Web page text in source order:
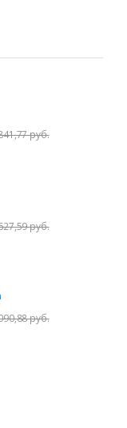
руб.
руб.
руб.